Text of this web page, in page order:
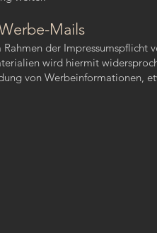
Mails
der Impressumspflicht
wird hiermit
von Werbeinformationen,